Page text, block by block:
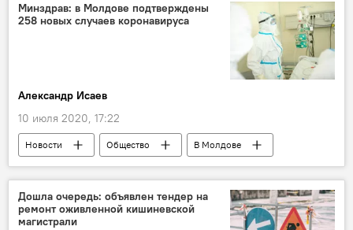
Минздрав: в Молдове подтверждены
258 новых случаев коронавируса
Александр Исаев
10 июля 2020, 17:22
Новости Общество
В Молдове
Коронавирус
Дошла очередь: объявлен тендер на
ремонт оживленной кишиневской
магистрали